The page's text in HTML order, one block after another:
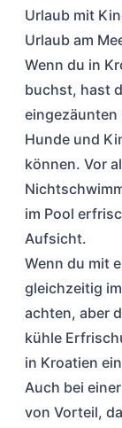
Urlaub mit
Urlaub am
Wenn du in
buchst, hast
eingezäunten
Hunde und
können. Vor
im Pool
Aufsicht.
Wenn du mit
gleichzeitig
achten, aber
kühle
in Kroatien
Auch bei
von Vorteil,